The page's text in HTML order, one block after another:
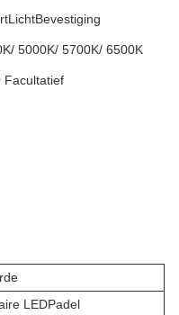
LichtBevestiging
5000K/ 5700K/ 6500K
Facultatief
LEDPadel